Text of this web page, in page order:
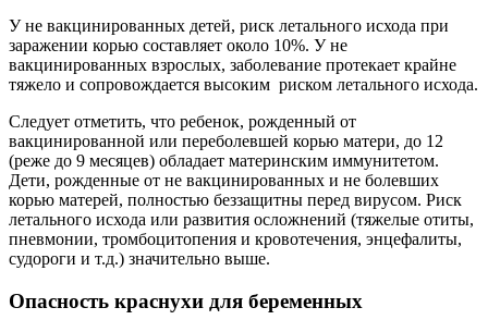
У не вакцинированных детей, риск летального исхода при
заражении корью составляет около 10%. У не
вакцинированных взрослых, заболевание протекает крайне
тяжело и сопровождается высоким риском летального исхода.
Следует отметить, что ребенок, рожденный от
вакцинированной или переболевшей корью матери, до 12
(реже до 9 месяцев) обладает материнским иммунитетом.
Дети, рожденные от не вакцинированных и не болевших
корью матерей, полностью беззащитны перед вирусом. Риск
летального исхода или развития осложнений (тяжелые отиты,
пневмонии, тромбоцитопения и кровотечения, энцефалиты,
судороги и т.д.) значительно выше.
Опасность краснухи для беременных